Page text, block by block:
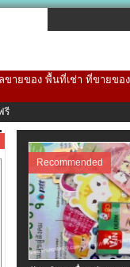
ขายของ พื้นที่เช่า ที่ขายข
รี
Recommended